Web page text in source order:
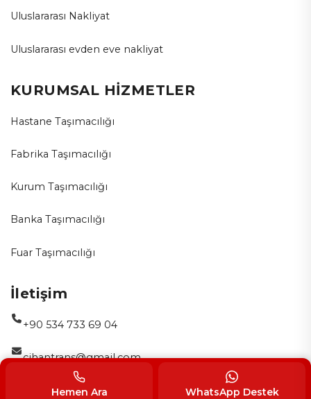
Uluslararası Nakliyat
Uluslararası evden eve nakliyat
KURUMSAL HİZMETLER
Hastane Taşımacılığı
Fabrika Taşımacılığı
Kurum Taşımacılığı
Banka Taşımacılığı
Fuar Taşımacılığı
İletişim
+90 534 733 69 04
cihantrans@gmail.com
Bağlarbaşı, Cemal Bey Cd. No:3, 34844 Maltepe/İstanbul
Hemen Ara WhatsApp Destek